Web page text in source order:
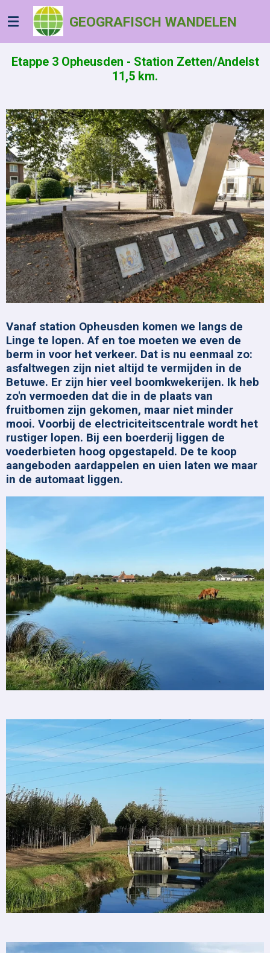
direct
naar
de
hoofdinhoud
GEOGRAFISCH WANDELEN
Etappe 3 Opheusden - Station Zetten/Andelst
11,5 km.
Vanaf station Opheusden komen we langs de
Linge te lopen. Af en toe moeten we even de
berm in voor het verkeer. Dat is nu eenmaal zo:
asfaltwegen zijn niet altijd te vermijden in de
Betuwe. Er zijn hier veel boomkwekerijen. Ik heb
zo'n vermoeden dat die in de plaats van
fruitbomen zijn gekomen, maar niet minder
mooi. Voorbij de electriciteitscentrale wordt het
rustiger lopen. Bij een boerderij liggen de
voederbieten hoog opgestapeld. De te koop
aangeboden aardappelen en uien laten we maar
in de automaat liggen.